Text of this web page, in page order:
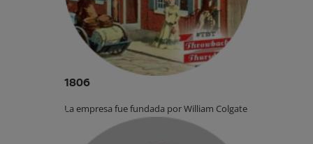
1806
La empresa fue fundada por William Colgate.